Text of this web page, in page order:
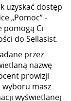
uzyskać dostęp
„Pomoc” -
pomogą Ci
do Sellasist.
przez
nazwę
prowizji
wyboru masz
wyświetlanej